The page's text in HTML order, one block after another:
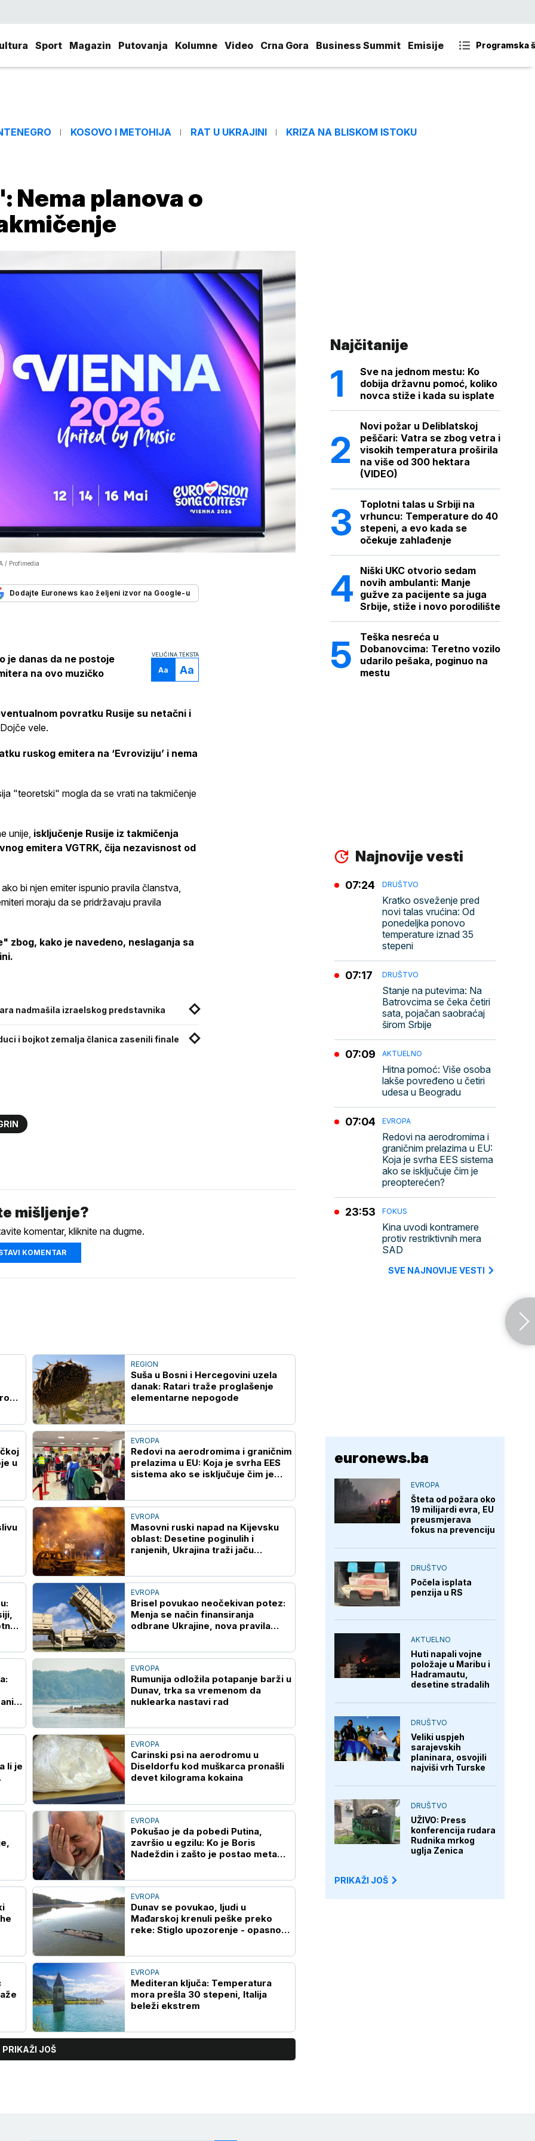
Sport Magazin Putovanja Kolumne Video Crna Gora Business Summit Emisije Programska
KOSOVO I METOHIJA RAT U UKRAJINI KRIZA NA BLISKOM ISTOKU
planova o
/ Profimedia
Dodajte Euronews kao željeni izvor na Google-u
VELIČINA TEKSTA
Aa Aa
je danas da ne postoje
na ovo muzičko
povratku Rusije su netačni i
vele.
ruskog emitera na ‘Evroviziju’ i nema
"teoretski" mogla da se vrati na takmičenje
unije, isključenje Rusije iz takmičenja
emitera VGTRK, čija nezavisnost od
bi njen emiter ispunio pravila članstva,
moraju da se pridržavaju pravila
zbog, kako je navedeno, neslaganja sa
nadmašila izraelskog predstavnika
i bojkot zemalja članica zasenili finale
mišljenje?
komentar, kliknite na dugme.
KOMENTAR
REGION
Suša u Bosni i Hercegovini uzela
danak: Ratari traže proglašenje
elementarne nepogode
u
EVROPA
Redovi na aerodromima i graničnim
prelazima u EU: Koja je svrha EES
sistema ako se isključuje čim je
EVROPA
Masovni ruski napad na Kijevsku
oblast: Desetine poginulih i
ranjenih, Ukrajina traži jaču
EVROPA
Brisel povukao neočekivan potez:
Menja se način finansiranja
odbrane Ukrajine, nova pravila
EVROPA
Rumunija odložila potapanje barži u
Dunav, trka sa vremenom da
nuklearka nastavi rad
li je
EVROPA
Carinski psi na aerodromu u
Diseldorfu kod muškarca pronašli
devet kilograma kokaina
EVROPA
Pokušao je da pobedi Putina,
završio u egzilu: Ko je Boris
Nadeždin i zašto je postao meta
EVROPA
Dunav se povukao, ljudi u
Mađarskoj krenuli peške preko
reke: Stiglo upozorenje - opasno
EVROPA
Mediteran ključa: Temperatura
mora prešla 30 stepeni, Italija
beleži ekstrem
PRIKAŽI JOŠ
Najčitanije
Sve na jednom mestu: Ko
dobija državnu pomoć, koliko
novca stiže i kada su isplate
Novi požar u Deliblatskoj
peščari: Vatra se zbog vetra i
visokih temperatura proširila
na više od 300 hektara
(VIDEO)
Toplotni talas u Srbiji na
vrhuncu: Temperature do 40
stepeni, a evo kada se
očekuje zahlađenje
Niški UKC otvorio sedam
novih ambulanti: Manje
gužve za pacijente sa juga
Srbije, stiže i novo porodilište
Teška nesreća u
Dobanovcima: Teretno vozilo
udarilo pešaka, poginuo na
mestu
Najnovije vesti
DRUŠTVO
Kratko osveženje pred
novi talas vrućina: Od
ponedeljka ponovo
temperature iznad 35
stepeni
07:24
DRUŠTVO
Stanje na putevima: Na
Batrovcima se čeka četiri
sata, pojačan saobraćaj
širom Srbije
07:17
AKTUELNO
Hitna pomoć: Više osoba
lakše povređeno u četiri
udesa u Beogradu
07:09
EVROPA
Redovi na aerodromima i
graničnim prelazima u EU:
Koja je svrha EES sistema
ako se isključuje čim je
preopterećen?
07:04
FOKUS
Kina uvodi kontramere
protiv restriktivnih mera
SAD
23:53
SVE NAJNOVIJE VESTI
euronews.ba
EVROPA
Šteta od požara oko
19 milijardi evra, EU
preusmjerava
fokus na prevenciju
DRUŠTVO
Počela isplata
penzija u RS
AKTUELNO
Huti napali vojne
položaje u Maribu i
Hadramautu,
desetine stradalih
DRUŠTVO
Veliki uspjeh
sarajevskih
planinara, osvojili
najviši vrh Turske
DRUŠTVO
UŽIVO: Press
konferencija rudara
Rudnika mrkog
uglja Zenica
PRIKAŽI JOŠ